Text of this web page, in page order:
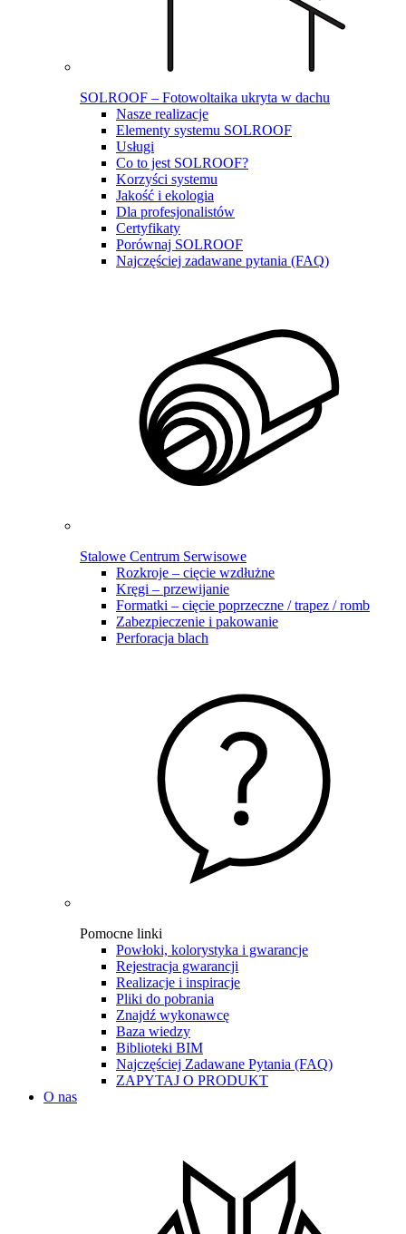
SOLROOF – Fotowoltaika ukryta w dachu
Nasze realizacje
Elementy systemu SOLROOF
Usługi
Co to jest SOLROOF?
Korzyści systemu
Jakość i ekologia
Dla profesjonalistów
Certyfikaty
Porównaj SOLROOF
Najczęściej zadawane pytania (FAQ)
Stalowe Centrum Serwisowe
Rozkroje – cięcie wzdłużne
Kręgi – przewijanie
Formatki – cięcie poprzeczne / trapez / romb
Zabezpieczenie i pakowanie
Perforacja blach
Pomocne linki
Powłoki, kolorystyka i gwarancje
Rejestracja gwarancji
Realizacje i inspiracje
Pliki do pobrania
Znajdź wykonawcę
Baza wiedzy
Biblioteki BIM
Najczęściej Zadawane Pytania (FAQ)
ZAPYTAJ O PRODUKT
O nas